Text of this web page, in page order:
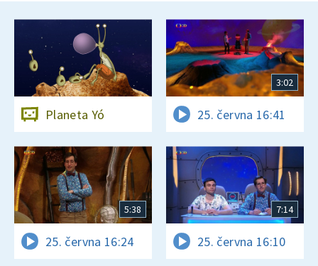
Planeta Yó
3:02
25. června 16:41
5:38
25. června 16:24
7:14
25. června 16:10